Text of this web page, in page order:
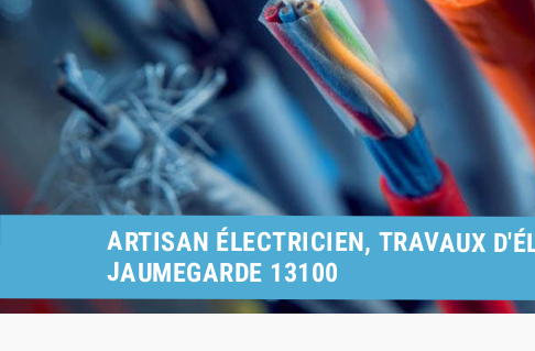
ARTISAN ÉLECTRICIEN, TRAVAUX
JAUMEGARDE 13100